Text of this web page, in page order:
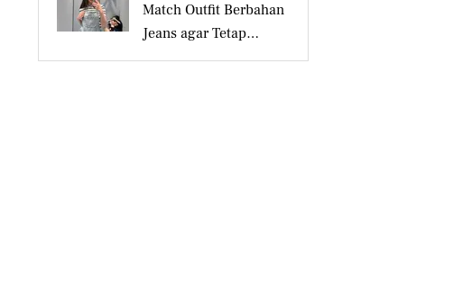
Match Outfit Berbahan
Jeans agar Tetap
Tampil Stylish